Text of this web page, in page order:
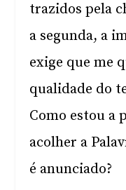
trazidos pela
a segunda, a
exige que me
qualidade do
Como estou a
acolher a
é anunciado?